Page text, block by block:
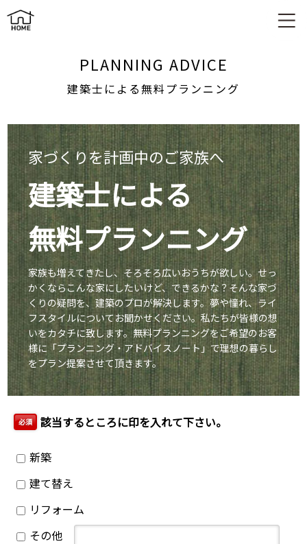
建築士による無料プランニング
PLANNING ADVICE
建築士による無料プランニング
家づくりを計画中のご家族へ
建築士による
無料プランニング
家族も増えてきたし、そろそろ広いおうちが欲しい。せっ
かくならこんな家にしたいけど、 できるかな？そんな家づ
くりの疑問を、建築のプロが解決します。夢や憧れ、ライ
フスタイルについてお聞かせください。私たちが皆様の想
いをカタチに致します。無料プランニングをご希望のお客
様に「プランニング・アドバイスノート」で理想の暮らし
をプラン提案させて頂きます。
必須 該当するところに印を入れて下さい。
新築
建て替え
リフォーム
その他